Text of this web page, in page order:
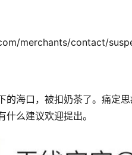
merchants/contact/
的海口，被扣奶茶了。痛定
么建议欢迎提出。